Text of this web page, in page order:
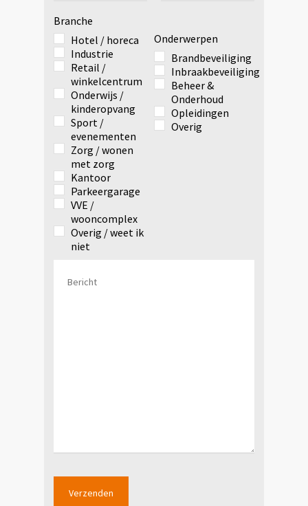
Branche
Hotel / horeca
Industrie
Retail /
winkelcentrum
Onderwijs /
kinderopvang
Sport /
evenementen
Zorg / wonen
met zorg
Kantoor
Parkeergarage
VVE /
wooncomplex
Overig / weet ik
niet
Onderwerpen
Brandbeveiliging
Inbraakbeveiliging
Beheer &
Onderhoud
Opleidingen
Overig